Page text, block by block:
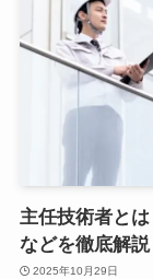
主任技術者と
などを徹底解説
2025年10月29日